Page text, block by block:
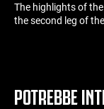
The highlights of
the second leg of
POTREBBE